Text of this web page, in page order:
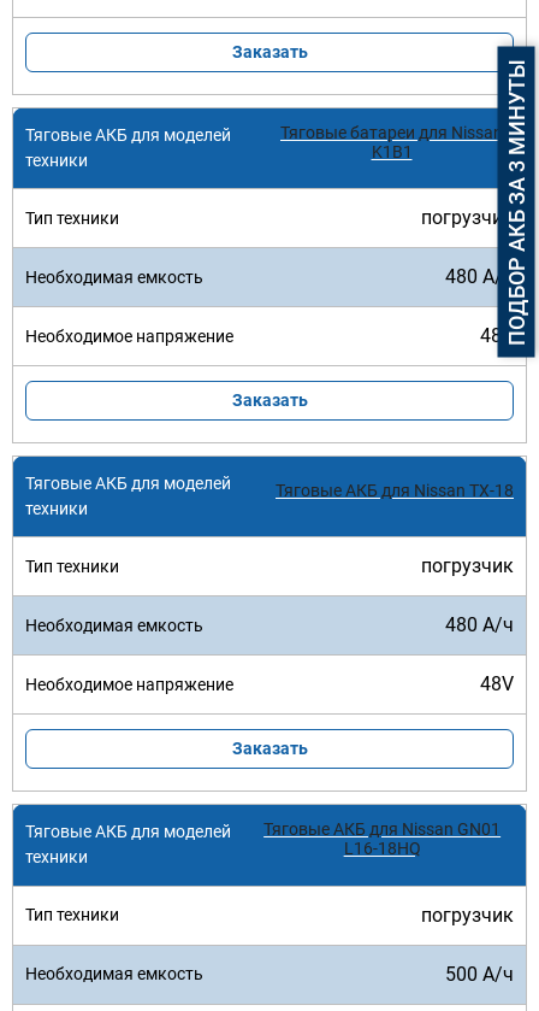
Заказать
Тяговые батареи для Nissan
K1B1
погрузчик
480 А/ч
48V
Заказать
Тяговые АКБ для Nissan TX-18
погрузчик
480 А/ч
48V
Заказать
Тяговые АКБ для Nissan GN01
L16-18HQ
погрузчик
500 А/ч
ПОДБОР АКБ ЗА 3 МИНУТЫ